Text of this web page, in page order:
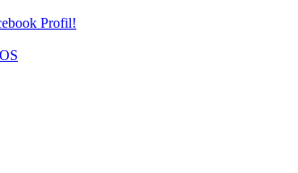
Profil!